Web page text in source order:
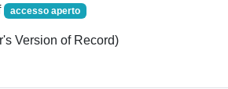
accesso aperto
Version of Record)